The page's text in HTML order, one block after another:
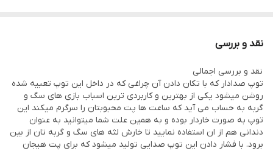
نقد و بررسی
نقد و بررسى اجمالى
توپ صدادار كه با تكان دادن آن چراغى كه در داخل اين توپ تعبيه شده
روشن ميشود يكى از بهترين و كاربردى ترين اسباب بازى هاى سگ و
گربه به حساب مى آيد كه ساعت ها پت محبوبتان را سرگرم ميكند اين
توپ به صورت خاردار بوده و به همين علت شما ميتوانيد به عنوان
دندانى هم از ان استفاده نماييد تا خارش لثه هاى سگ و گربه تان از بين
برود. با فشار دادن اين توپ صدايى توليد ميشود كه براى پت هيجان